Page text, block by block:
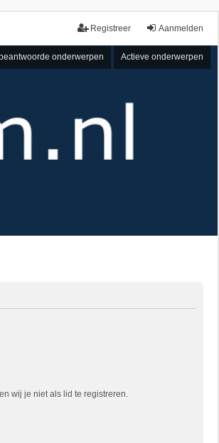
Aanmelden
Registreer
onderwerpen Actieve onderwerpen
wij je niet als lid te registreren.